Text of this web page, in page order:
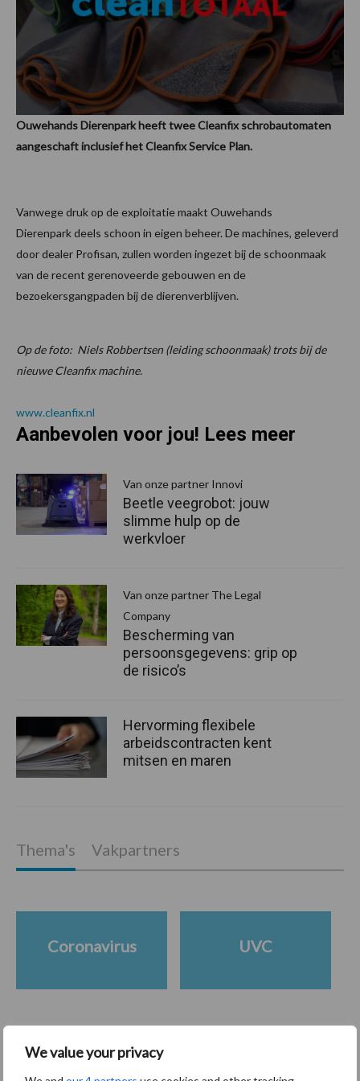
We value your privacy
Ouwehands Dierenpark heeft twee Cleanfix schrobautomaten
aangeschaft inclusief het Cleanfix Service Plan.
Vanwege druk op de exploitatie maakt Ouwehands
Dierenpark deels schoon in eigen beheer. De machines, geleverd
door dealer Profisan, zullen worden ingezet bij de schoonmaak
van de recent gerenoveerde gebouwen en de
bezoekersgangpaden bij de dierenverblijven.
Op de foto: Niels Robbertsen (leiding schoonmaak) trots bij de
nieuwe Cleanfix machine.
www.cleanfix.nl
Aanbevolen voor jou! Lees meer
Van onze partner Innovi
Beetle veegrobot: jouw
slimme hulp op de
werkvloer
Van onze partner The Legal
Company
Bescherming van
persoonsgegevens: grip op
de risico’s
Hervorming flexibele
arbeidscontracten kent
mitsen en maren
Thema's Vakpartners
Coronavirus UVC
Toon meer